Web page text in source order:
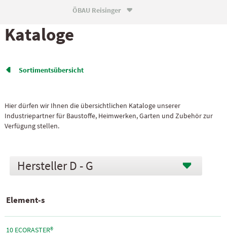
ÖBAU Reisinger 
Kataloge
 Sortiments­übersicht
Hier dürfen wir Ihnen die übersichtlichen Kataloge unserer
Industriepartner für Baustoffe, Heimwerken, Garten und Zubehör zur
Verfügung stellen.
D - G
Element-s
10 ECORASTER®